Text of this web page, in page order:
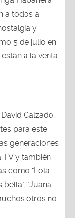
a todos a
y
5 de julio en
a la venta
Calzado,
para este
generaciones
TV y también
como "Lola
bella", "Juana
otros no